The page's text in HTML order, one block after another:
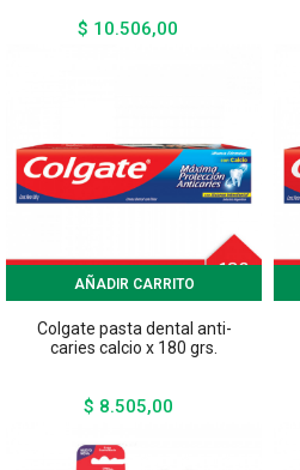
$ 10.506,00
AÑADIR CARRITO
Colgate pasta dental anti-
caries calcio x 180 grs.
$ 8.505,00